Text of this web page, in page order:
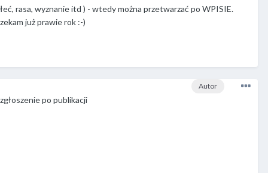
rasa, wyznanie itd ) - wtedy można przetwarzać po WPISIE.
już prawie rok :-)
Autor
po publikacji